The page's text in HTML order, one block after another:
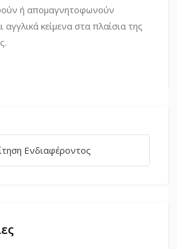
ή απομαγνητοφωνούν
αγγλικά κείμενα στα πλαίσια της
Ενδιαφέροντος